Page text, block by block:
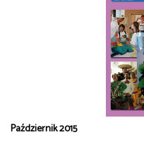
Październik 2015